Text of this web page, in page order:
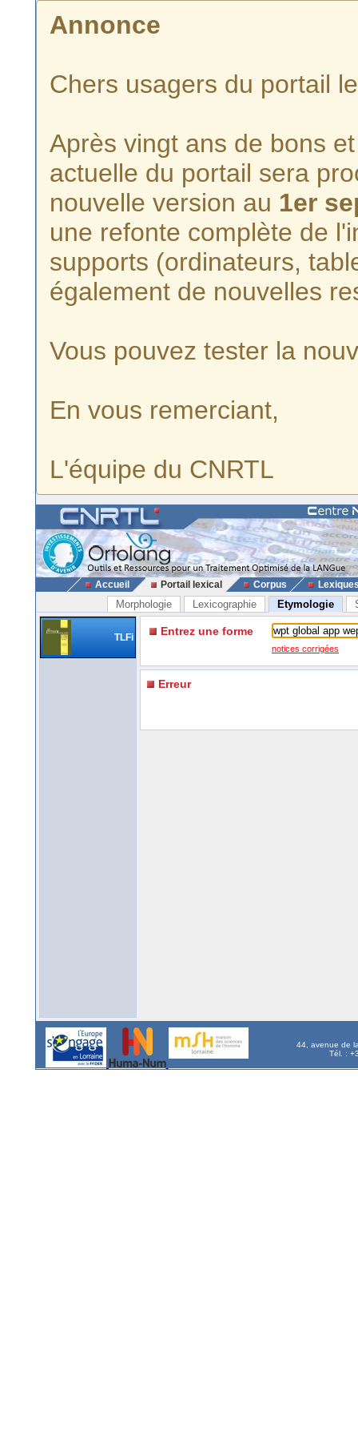
Annonce
Chers usagers du portail
Après vingt ans de bons
actuelle du portail sera
nouvelle version au 1er
une refonte complète de
supports (ordinateurs,
également de nouvelles
Vous pouvez tester la
En vous remerciant,
L'équipe du CNRTL
Accueil Portail lexical Corpus
Morphologie Lexicographie Etymologie
TLFi Entrez une forme
notices corrigées
Erreur
44, avenue de
Tél. :